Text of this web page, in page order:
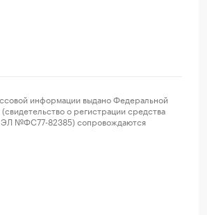
информации выдано Федеральной
о регистрации средства
ЭЛ №ФС77-82385) сопровождаются